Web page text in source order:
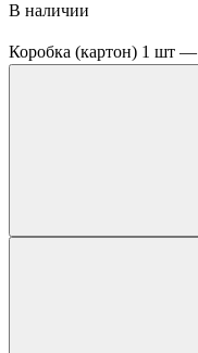
В наличии
Коробка (картон) 1 шт —